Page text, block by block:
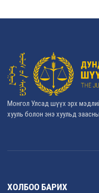
Монгол Улсад шүүх эрх
хууль болон энэ хуульд
ХОЛБОО БАРИХ